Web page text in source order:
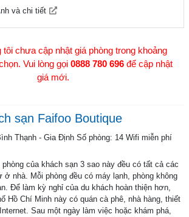
và chi tiết
tôi chưa cập nhật giá phòng trong khoảng
Vui lòng gọi 0888 780 696 để cập nhật
giá mới.
sạn Faifoo Boutique
Thạnh - Gia Định Số phòng: 14 Wifi miễn phí
phòng của khách sạn 3 sao này đều có tất cả các
ở nhà. Mỗi phòng đều có máy lạnh, phòng không
Để làm kỳ nghỉ của du khách hoàn thiện hơn,
Hồ Chí Minh này có quán cà phê, nhà hàng, thiết
Sau một ngày làm việc hoặc khám phá,